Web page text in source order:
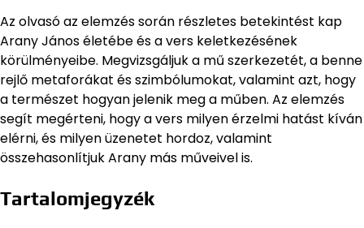
Az olvasó az elemzés során részletes betekintést kap
Arany János életébe és a vers keletkezésének
körülményeibe. Megvizsgáljuk a mű szerkezetét, a benne
rejlő metaforákat és szimbólumokat, valamint azt, hogy
a természet hogyan jelenik meg a műben. Az elemzés
segít megérteni, hogy a vers milyen érzelmi hatást kíván
elérni, és milyen üzenetet hordoz, valamint
összehasonlítjuk Arany más műveivel is.
Tartalomjegyzék